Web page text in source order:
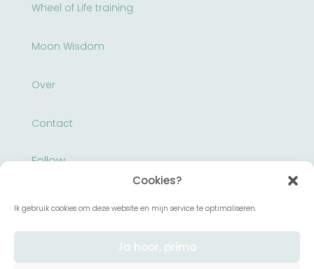
Cookies?
Ik gebruik cookies om deze website en mijn service te optimaliseren.
Ja hoor, prima
Wheel of Life training
Moon Wisdom
Over
Contact
Follow